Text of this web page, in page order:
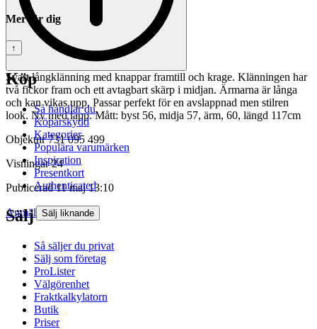
Svart långklänning med knappar framtill och krage. Klänningen har
två fickor fram och ett avtagbart skärp i midjan. Ärmarna är långa
och kan vikas upp. Passar perfekt för en avslappnad men stilren
look. Ny med lapp. Mått: byst 56, midja 57, ärm, 60, längd 117cm
Objektnr 731 095 499
Visningar 24
Publicerad 11 maj 13:10
Anmäl Sälj liknande
Mer för dig
↑
Köp
Så handlar du
Köparskydd
Kategorier
Populära varumärken
Inspiration
Presentkort
Authenticated
Sälj
Så säljer du privat
Sälj som företag
ProLister
Välgörenhet
Fraktkalkylatorn
Butik
Priser